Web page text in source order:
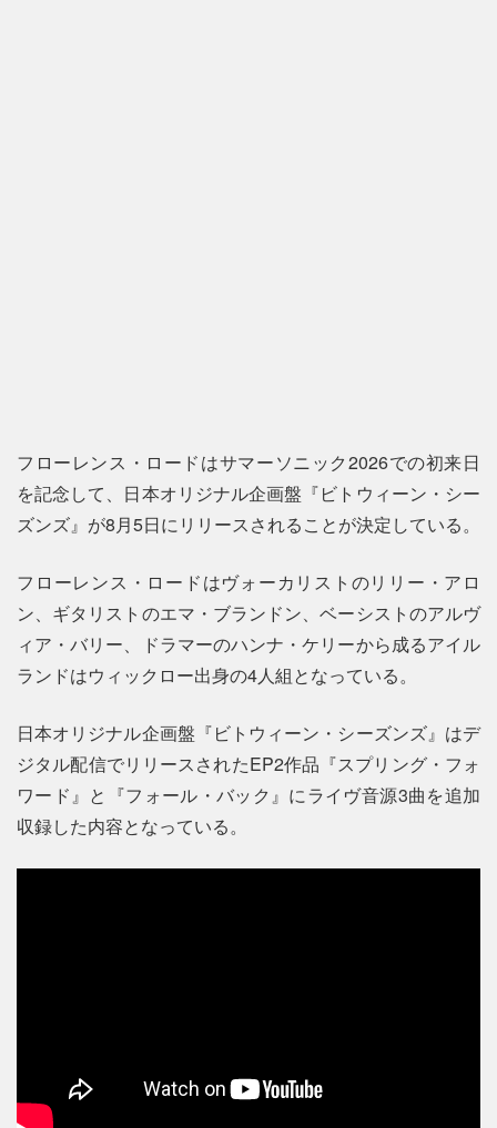
フローレンス・ロードはサマーソニック2026での初来日
を記念して、日本オリジナル企画盤『ビトウィーン・シー
ズンズ』が8月5日にリリースされることが決定している。
フローレンス・ロードはヴォーカリストのリリー・アロ
ン、ギタリストのエマ・ブランドン、ベーシストのアルヴ
ィア・バリー、ドラマーのハンナ・ケリーから成るアイル
ランドはウィックロー出身の4人組となっている。
日本オリジナル企画盤『ビトウィーン・シーズンズ』はデ
ジタル配信でリリースされたEP2作品『スプリング・フォ
ワード』と『フォール・バック』にライヴ音源3曲を追加
収録した内容となっている。